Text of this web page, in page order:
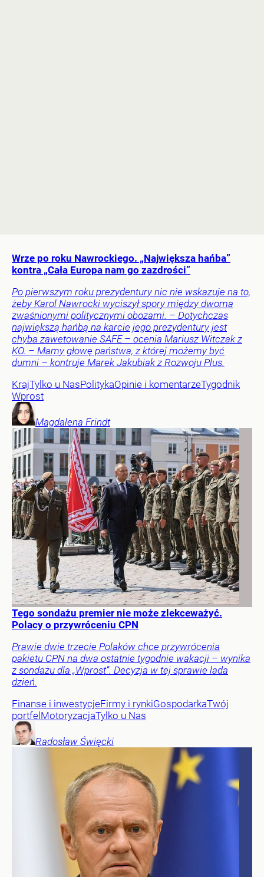
Wrze po roku Nawrockiego. „Największa hańba”
kontra „Cała Europa nam go zazdrości”
Po pierwszym roku prezydentury nic nie wskazuje na to,
żeby Karol Nawrocki wyciszył spory między dwoma
zwaśnionymi politycznymi obozami. – Dotychczas
największą hańbą na karcie jego prezydentury jest
chyba zawetowanie SAFE – ocenia Mariusz Witczak z
KO. – Mamy głowę państwa, z której możemy być
dumni – kontruje Marek Jakubiak z Rozwoju Plus.
KrajTylko u NasPolitykaOpinie i komentarzeTygodnik
Wprost
Magdalena Frindt
Tego sondażu premier nie może zlekceważyć.
Polacy o przywróceniu CPN
Prawie dwie trzecie Polaków chce przywrócenia
pakietu CPN na dwa ostatnie tygodnie wakacji – wynika
z sondażu dla „Wprost”. Decyzja w tej sprawie lada
dzień.
Finanse i inwestycjeFirmy i rynkiGospodarkaTwój
portfel MotoryzacjaTylko u Nas
Radosław Święcki